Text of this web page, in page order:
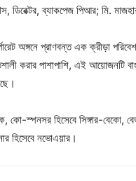
ডিরেক্টর, ব্যাকপেজ পিআর; মি.
অঙ্গনে প্রাণবন্ত এক ক্রীড়া
করার পাশাপাশি, এই আয়োজনটি
কো-স্পনসর হিসেবে সিঙ্গার-বেকো,
হিসেবে নভোএয়ার।